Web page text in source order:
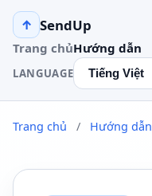
↑ SendUp
Trang chủHướng dẫn
LANGUAGE
Trang chủ / Hướng dẫn